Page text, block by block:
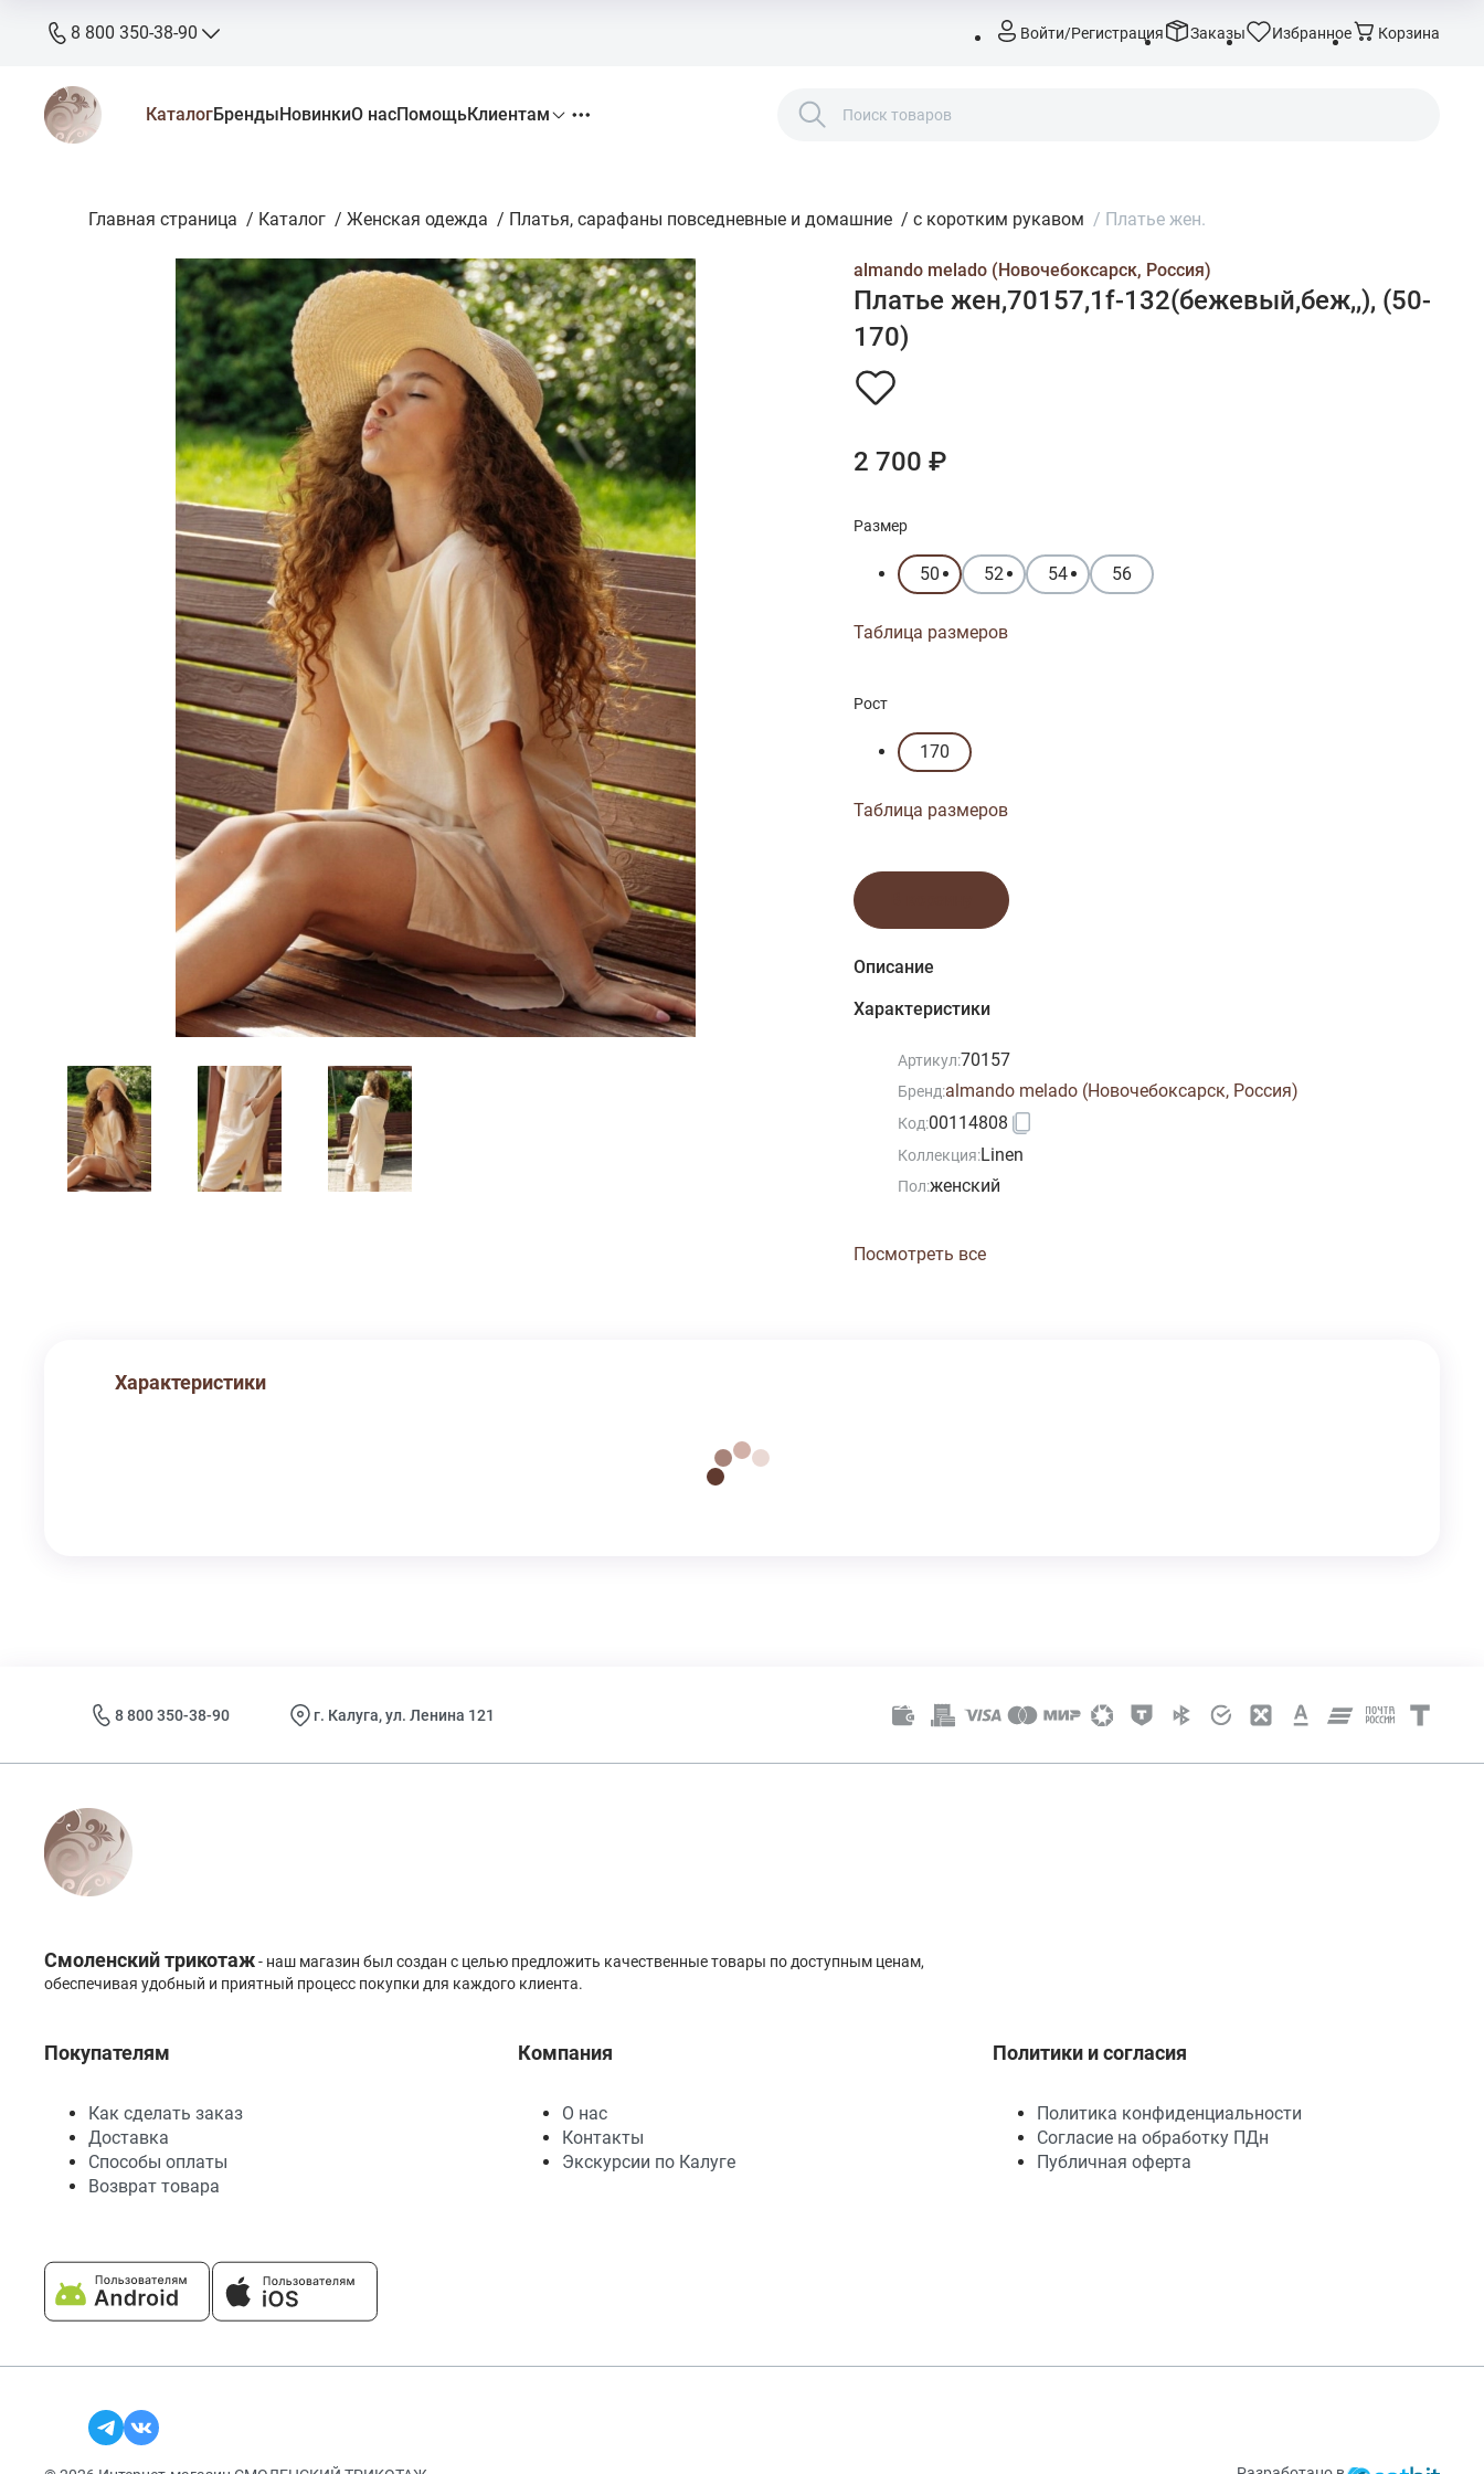
8 800 350-38-90
бесплатно
zakaz@stkaluga.ru
Пн - Вс: 10:00 - 18:00
г. Калуга, ул. Ленина 121
Войти/Регистрация Заказы Избранное Корзина
КаталогБрендыНовинкиО насПомощьКлиентам
Главная страница / Каталог / Женская одежда / Платья, сарафаны повседневные и домашние / с коротким рукавом / Платье жен.
almando melado (Новочебоксарск, Россия)
Платье жен,70157,1f-132(бежевый,беж,,), (50-
170)
2 700 ₽
Размер
50 52 54 56
Таблица размеров
Рост
170
Таблица размеров
Описание
Характеристики
Артикул:70157
Бренд:almando melado (Новочебоксарск, Россия)
Код:00114808
Коллекция:Linen
Пол:женский
Посмотреть все
Характеристики
8 800 350-38-90 г. Калуга, ул. Ленина 121
Смоленский трикотаж- наш магазин был создан с целью предложить качественные товары по доступным ценам,
обеспечивая удобный и приятный процесс покупки для каждого клиента.
Покупателям
Как сделать заказ
Доставка
Способы оплаты
Возврат товара
Компания
О нас
Контакты
Экскурсии по Калуге
Политики и согласия
Политика конфиденциальности
Согласие на обработку ПДн
Публичная оферта